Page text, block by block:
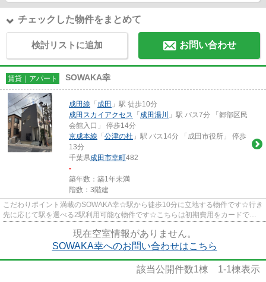
チェックした物件をまとめて
検討リストに追加 お問い合わせ
賃貸｜アパート SOWAKA幸
成田線 「 成田 」駅 徒歩10分
成田スカイアクセス 「 成田湯川
」駅 バス7分 「郷部区民
会館入口」 停歩14分
京成本線 「 公津の杜 」駅 バス14分 「成田市役所」 停歩
13分
千葉県成田市幸町482
-
築年数：築1年未満
階数：3階建
こだわりポイント満載のSOWAKA幸☆駅から徒歩10分に立地する物件です☆行き
先に応じて駅を選べる2駅利用可能な物件です☆こちらは初期費用をカードでお
現在空室情報がありません。
SOWAKA幸へのお問い合わせはこちら
該当公開件数1棟 1-1棟表示